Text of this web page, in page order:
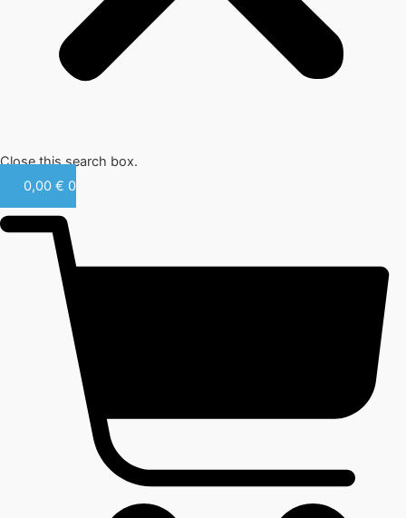
Close this search box.
0,00 € 0